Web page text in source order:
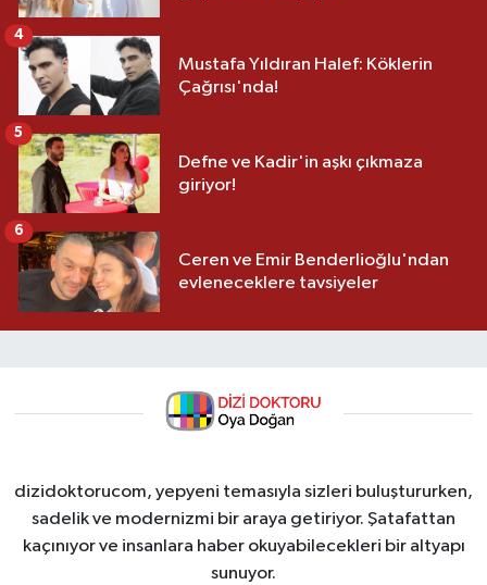
Mustafa Yıldıran Halef: Köklerin
Çağrısı'nda!
4
Defne ve Kadir'in aşkı çıkmaza
giriyor!
5
Ceren ve Emir Benderlioğlu'ndan
evleneceklere tavsiyeler
6
dizidoktorucom, yepyeni temasıyla sizleri buluştururken,
sadelik ve modernizmi bir araya getiriyor. Şatafattan
kaçınıyor ve insanlara haber okuyabilecekleri bir altyapı
sunuyor.